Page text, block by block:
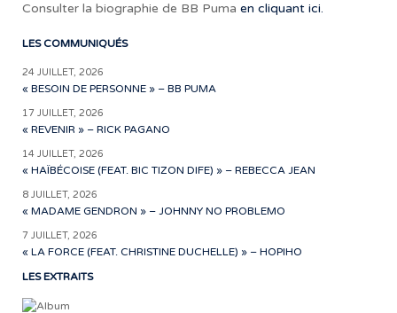
Consulter la biographie de BB Puma en cliquant ici.
LES COMMUNIQUÉS
24 JUILLET, 2026
« BESOIN DE PERSONNE » – BB PUMA
17 JUILLET, 2026
« REVENIR » – RICK PAGANO
14 JUILLET, 2026
« HAÏBÉCOISE (FEAT. BIC TIZON DIFE) » – REBECCA JEAN
8 JUILLET, 2026
« MADAME GENDRON » – JOHNNY NO PROBLEMO
7 JUILLET, 2026
« LA FORCE (FEAT. CHRISTINE DUCHELLE) » – HOPIHO
LES EXTRAITS